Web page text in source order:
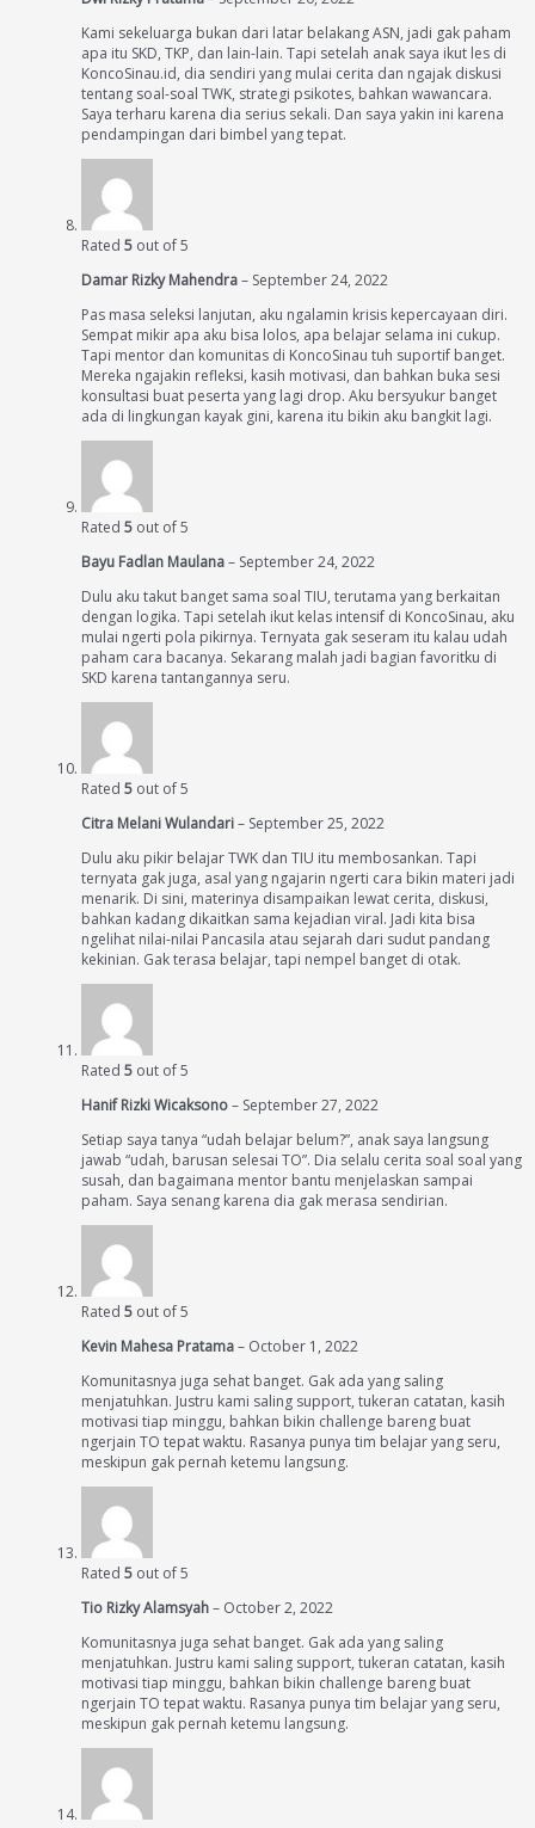
Kami sekeluarga bukan dari latar belakang ASN, jadi gak paham
apa itu SKD, TKP, dan lain-lain. Tapi setelah anak saya ikut les di
KoncoSinau.id, dia sendiri yang mulai cerita dan ngajak diskusi
tentang soal-soal TWK, strategi psikotes, bahkan wawancara.
Saya terharu karena dia serius sekali. Dan saya yakin ini karena
pendampingan dari bimbel yang tepat.
Rated 5 out of 5
Damar Rizky Mahendra– September 24, 2022
Pas masa seleksi lanjutan, aku ngalamin krisis kepercayaan diri.
Sempat mikir apa aku bisa lolos, apa belajar selama ini cukup.
Tapi mentor dan komunitas di KoncoSinau tuh suportif banget.
Mereka ngajakin refleksi, kasih motivasi, dan bahkan buka sesi
konsultasi buat peserta yang lagi drop. Aku bersyukur banget
ada di lingkungan kayak gini, karena itu bikin aku bangkit lagi.
Rated 5 out of 5
Bayu Fadlan Maulana– September 24, 2022
Dulu aku takut banget sama soal TIU, terutama yang berkaitan
dengan logika. Tapi setelah ikut kelas intensif di KoncoSinau, aku
mulai ngerti pola pikirnya. Ternyata gak seseram itu kalau udah
paham cara bacanya. Sekarang malah jadi bagian favoritku di
SKD karena tantangannya seru.
Rated 5 out of 5
Citra Melani Wulandari– September 25, 2022
Dulu aku pikir belajar TWK dan TIU itu membosankan. Tapi
ternyata gak juga, asal yang ngajarin ngerti cara bikin materi jadi
menarik. Di sini, materinya disampaikan lewat cerita, diskusi,
bahkan kadang dikaitkan sama kejadian viral. Jadi kita bisa
ngelihat nilai-nilai Pancasila atau sejarah dari sudut pandang
kekinian. Gak terasa belajar, tapi nempel banget di otak.
Rated 5 out of 5
Hanif Rizki Wicaksono– September 27, 2022
Setiap saya tanya “udah belajar belum?”, anak saya langsung
jawab “udah, barusan selesai TO”. Dia selalu cerita soal soal yang
susah, dan bagaimana mentor bantu menjelaskan sampai
paham. Saya senang karena dia gak merasa sendirian.
Rated 5 out of 5
Kevin Mahesa Pratama– October 1, 2022
Komunitasnya juga sehat banget. Gak ada yang saling
menjatuhkan. Justru kami saling support, tukeran catatan, kasih
motivasi tiap minggu, bahkan bikin challenge bareng buat
ngerjain TO tepat waktu. Rasanya punya tim belajar yang seru,
meskipun gak pernah ketemu langsung.
Rated 5 out of 5
Tio Rizky Alamsyah– October 2, 2022
Komunitasnya juga sehat banget. Gak ada yang saling
menjatuhkan. Justru kami saling support, tukeran catatan, kasih
motivasi tiap minggu, bahkan bikin challenge bareng buat
ngerjain TO tepat waktu. Rasanya punya tim belajar yang seru,
meskipun gak pernah ketemu langsung.